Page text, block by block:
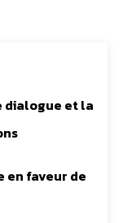
dialogue et la
en faveur de